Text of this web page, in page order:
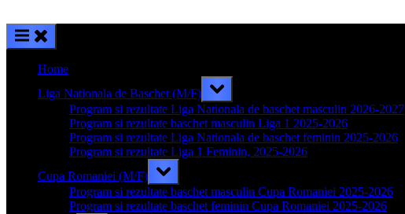
Home
Liga Nationala de Baschet (M/F)
Toggle
sub-
menu
Program si rezultate Liga Nationala de baschet masculin 2026-2027
Program si rezultate baschet masculin Liga 1 2025-2026
Program si rezultate Liga Nationala de baschet feminin 2025-2026
Program si rezultate Liga 1 Feminin, 2025-2026
Cupa Romaniei (M/F)
Toggle
sub-
menu
Program si rezultate baschet masculin Cupa Romaniei 2025-2026
Program si rezultate baschet feminin Cupa Romaniei 2025-2026